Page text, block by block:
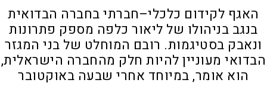
האגף לקידום כלכלי–חברתי בחברה הבדואית
בנגב בניהולו של ליאור כלפה מספק פתרונות
ונאבק בסטיגמות. רובם המוחלט של בני המגזר
הבדואי מעוניין להיות חלק מהחברה הישראלית,
הוא אומר, במיוחד אחרי שבעה באוקטובר